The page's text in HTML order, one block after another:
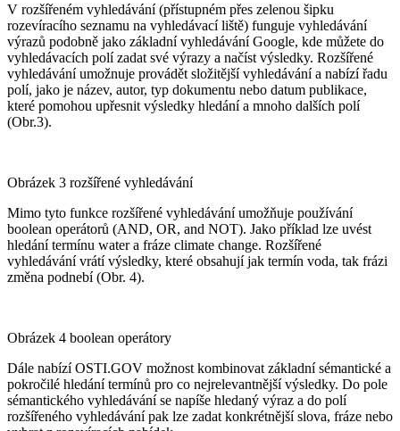
V rozšířeném vyhledávání (přístupném přes zelenou šipku
rozevíracího seznamu na vyhledávací liště) funguje vyhledávání
výrazů podobně jako základní vyhledávání Google, kde můžete do
vyhledávacích polí zadat své výrazy a načíst výsledky. Rozšířené
vyhledávání umožnuje provádět složitější vyhledávání a nabízí řadu
polí, jako je název, autor, typ dokumentu nebo datum publikace,
které pomohou upřesnit výsledky hledání a mnoho dalších polí
(Obr.3).
Obrázek 3 rozšířené vyhledávání
Mimo tyto funkce rozšířené vyhledávání umožňuje používání
boolean operátorů (AND, OR, and NOT). Jako příklad lze uvést
hledání termínu water a fráze climate change. Rozšířené
vyhledávání vrátí výsledky, které obsahují jak termín voda, tak frázi
změna podnebí (Obr. 4).
Obrázek 4 boolean operátory
Dále nabízí OSTI.GOV možnost kombinovat základní sémantické a
pokročilé hledání termínů pro co nejrelevantnější výsledky. Do pole
sémantického vyhledávání se napíše hledaný výraz a do polí
rozšířeného vyhledávání pak lze zadat konkrétnější slova, fráze nebo